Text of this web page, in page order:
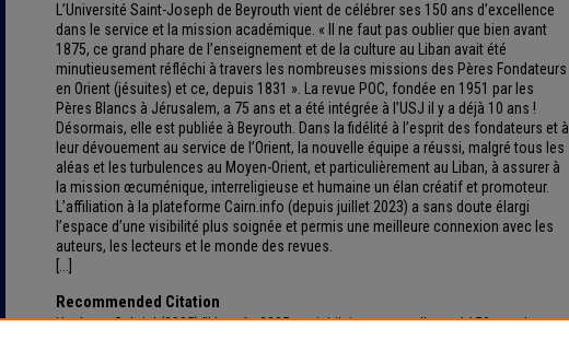
L’Université Saint-Joseph de Beyrouth vient de célébrer ses 150 ans d’excellence
dans le service et la mission académique. « Il ne faut pas oublier que bien avant
1875, ce grand phare de l’enseignement et de la culture au Liban avait été
minutieusement réfléchi à travers les nombreuses missions des Pères Fondateurs
en Orient (jésuites) et ce, depuis 1831 ». La revue POC, fondée en 1951 par les
Pères Blancs à Jérusalem, a 75 ans et a été intégrée à l’USJ il y a déjà 10 ans !
Désormais, elle est publiée à Beyrouth. Dans la fidélité à l’esprit des fondateurs et à
leur dévouement au service de l’Orient, la nouvelle équipe a réussi, malgré tous les
aléas et les turbulences au Moyen-Orient, et particulièrement au Liban, à assurer à
la mission œcuménique, interreligieuse et humaine un élan créatif et promoteur.
L’affiliation à la plateforme Cairn.info (depuis juillet 2023) a sans doute élargi
l’espace d’une visibilité plus soignée et permis une meilleure connexion avec les
auteurs, les lecteurs et le monde des revues.
[...]
Recommended Citation
Hachem, Gabriel (2025) "L’année 2025 est jubilaire par excellence ! 150 ans de